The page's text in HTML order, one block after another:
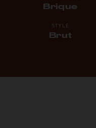
Brique
STYLE
Brut